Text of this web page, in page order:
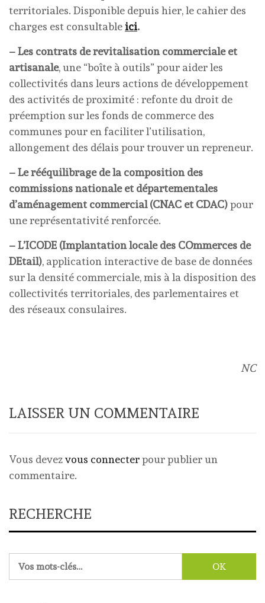
territoriales. Disponible depuis hier, le cahier des
charges est consultableici.
– Les contrats de revitalisation commerciale et
artisanale, une “boîte à outils” pour aider les
collectivités dans leurs actions de développement
des activités de proximité : refonte du droit de
préemption sur les fonds de commerce des
communes pour en faciliter l’utilisation,
allongement des délais pour trouver un repreneur.
– Le rééquilibrage de la composition des
commissions nationale et départementales
d’aménagement commercial (CNAC et CDAC)pour
une représentativité renforcée.
– L’ICODE (Implantation locale des COmmerces de
DEtail), application interactive de base de données
sur la densité commerciale, mis à la disposition des
collectivités territoriales, des parlementaires et
des réseaux consulaires.
NC
LAISSER UN COMMENTAIRE
Vous devezvous connecterpour publier un
commentaire.
RECHERCHE